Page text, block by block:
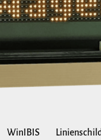
WinIBIS